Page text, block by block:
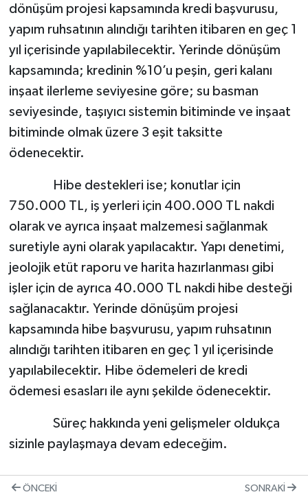
dönüşüm projesi kapsamında kredi başvurusu,
yapım ruhsatının alındığı tarihten itibaren en geç 1
yıl içerisinde yapılabilecektir. Yerinde dönüşüm
kapsamında; kredinin %10’u peşin, geri kalanı
inşaat ilerleme seviyesine göre; su basman
seviyesinde, taşıyıcı sistemin bitiminde ve inşaat
bitiminde olmak üzere 3 eşit taksitte
ödenecektir.
Hibe destekleri ise; konutlar için
750.000 TL, iş yerleri için 400.000 TL nakdi
olarak ve ayrıca inşaat malzemesi sağlanmak
suretiyle ayni olarak yapılacaktır. Yapı denetimi,
jeolojik etüt raporu ve harita hazırlanması gibi
işler için de ayrıca 40.000 TL nakdi hibe desteği
sağlanacaktır. Yerinde dönüşüm projesi
kapsamında hibe başvurusu, yapım ruhsatının
alındığı tarihten itibaren en geç 1 yıl içerisinde
yapılabilecektir. Hibe ödemeleri de kredi
ödemesi esasları ile aynı şekilde ödenecektir.
Süreç hakkında yeni gelişmeler oldukça
sizinle paylaşmaya devam edeceğim.
ÖNCEKI SONRAKI